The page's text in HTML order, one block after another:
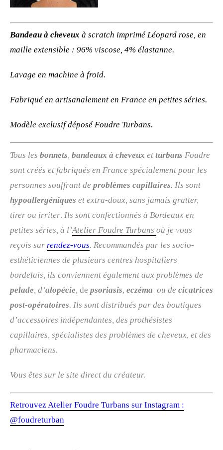
Bandeau à cheveux à scratch imprimé Léopard rose, en
maille extensible : 96% viscose, 4% élastanne.
Lavage en machine à froid.
Fabriqué en artisanalement en France en petites séries.
Modèle exclusif déposé Foudre Turbans.
Tous les bonnets bandeaux à cheveux et turbans Foudre
sont créés et fabriqués en France spécialement pour les
personnes souffrant de problèmes capillaires. Ils sont
hypoallergéniques et extra-doux, sans jamais gratter,
tirer ou irriter. Ils sont confectionnés à Bordeaux en
petites séries, à l’Atelier Foudre Turbans où je vous
reçois sur rendez-vous. Recommandés par les socio-
esthéticiennes de plusieurs centres hospitaliers
bordelais, ils conviennent également aux problèmes de
pelade , d’alopécie, de psoriasis, eczéma ou de cicatrices
post-opératoires. Ils sont distribués par des boutiques
d’accessoires indépendantes, des prothésistes
capillaires, spécialistes des problèmes de cheveux, et des
pharmaciens.
Vous êtes sur le site direct du créateur.
Retrouvez Atelier Foudre Turbans sur Instagram :
@foudreturban